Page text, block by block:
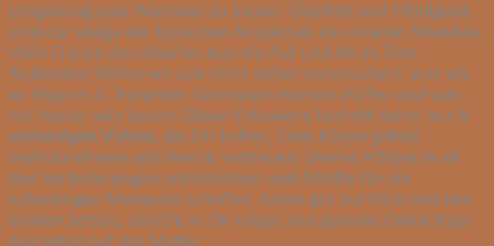
Umgebung zum Wachsen zu bieten. Übelkeit und Müdigkeit
sind nur einige der typischen Anzeichen des inneren Wandels.
Viele Frauen durchlaufen nun ein Auf und Ab an Elan.
Außerdem fühlen wir uns nicht selten verunsichert, was wir
an Yoga im 1. Trimester überhaupt machen dürfen und was
wir besser sein lassen. Diese Videoserie besteht daher aus 6
vielseitigen Videos, die Dir helfen, Dein Körpergefühl
wahrzunehmen und ihm zu vertrauen, Deinen Körper in all
den Veränderungen unterstützen und Abhilfe für die
schwierigen Momente schaffen. Achte gut auf Dich und den
kleinen Schatz, den Du in Dir trägst und genieße Deine Yoga
Auszeiten auf der Matte.